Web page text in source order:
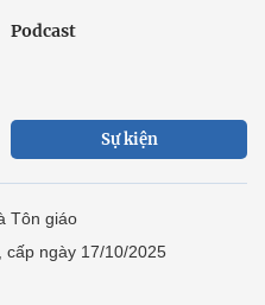
Podcast
Sự kiện
Tôn giáo
cấp ngày 17/10/2025